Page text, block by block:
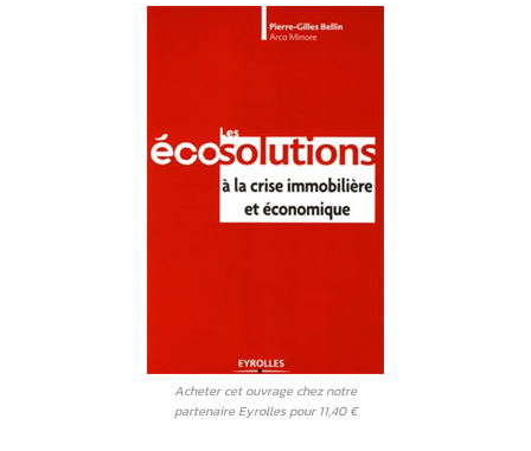
Acheter cet ouvrage chez notre
partenaire Eyrolles pour 11,40 €